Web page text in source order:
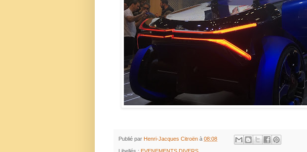
Publié par Henri-Jacques Citroën à 08:08
Libellés : EVENEMENTS DIVERS